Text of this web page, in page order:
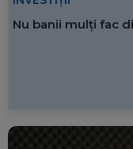
Nu banii mulți fac